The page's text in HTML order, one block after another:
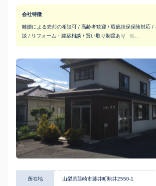
会社特徴
離婚による売却の相談可 / 高齢者歓迎 / 瑕疵担保保険対応 /
談 / リフォーム・建築相談 / 買い取り制度あり
他...
所在地 山梨県韮崎市藤井町駒井2550-1